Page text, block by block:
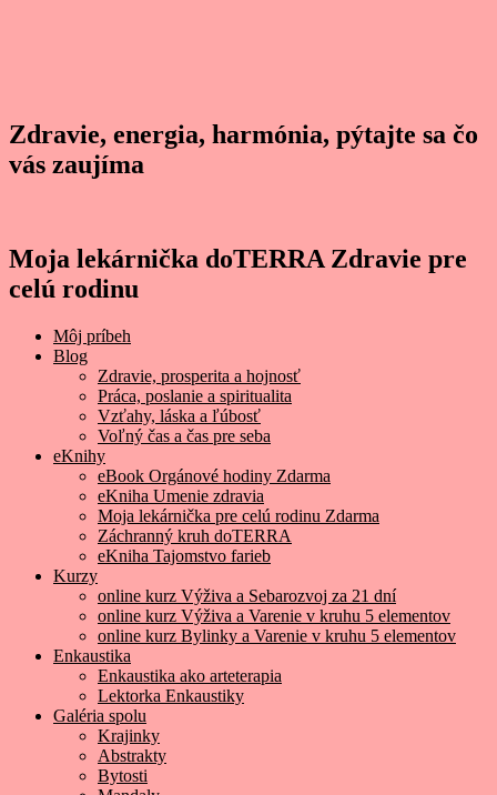
Zdravie, energia, harmónia, pýtajte sa čo
vás zaujíma
Moja lekárnička doTERRA Zdravie pre
celú rodinu
Môj príbeh
Blog
Zdravie, prosperita a hojnosť
Práca, poslanie a spiritualita
Vzťahy, láska a ľúbosť
Voľný čas a čas pre seba
eKnihy
eBook Orgánové hodiny Zdarma
eKniha Umenie zdravia
Moja lekárnička pre celú rodinu Zdarma
Záchranný kruh doTERRA
eKniha Tajomstvo farieb
Kurzy
online kurz Výživa a Sebarozvoj za 21 dní
online kurz Výživa a Varenie v kruhu 5 elementov
online kurz Bylinky a Varenie v kruhu 5 elementov
Enkaustika
Enkaustika ako arteterapia
Lektorka Enkaustiky
Galéria spolu
Krajinky
Abstrakty
Bytosti